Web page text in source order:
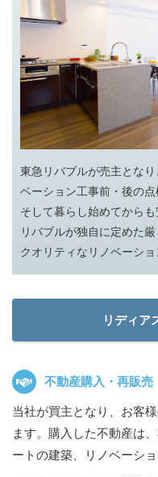
東急リバブルが売主とな
ベーション工事前・後の点
そして暮らし始めてから
リバブルが独自に定めた
クオリティなリノベーショ
リディア
不動産購入・再販売
当社が買主となり、お客
ます。購入した不動産は
ートの建築、リノベーシ